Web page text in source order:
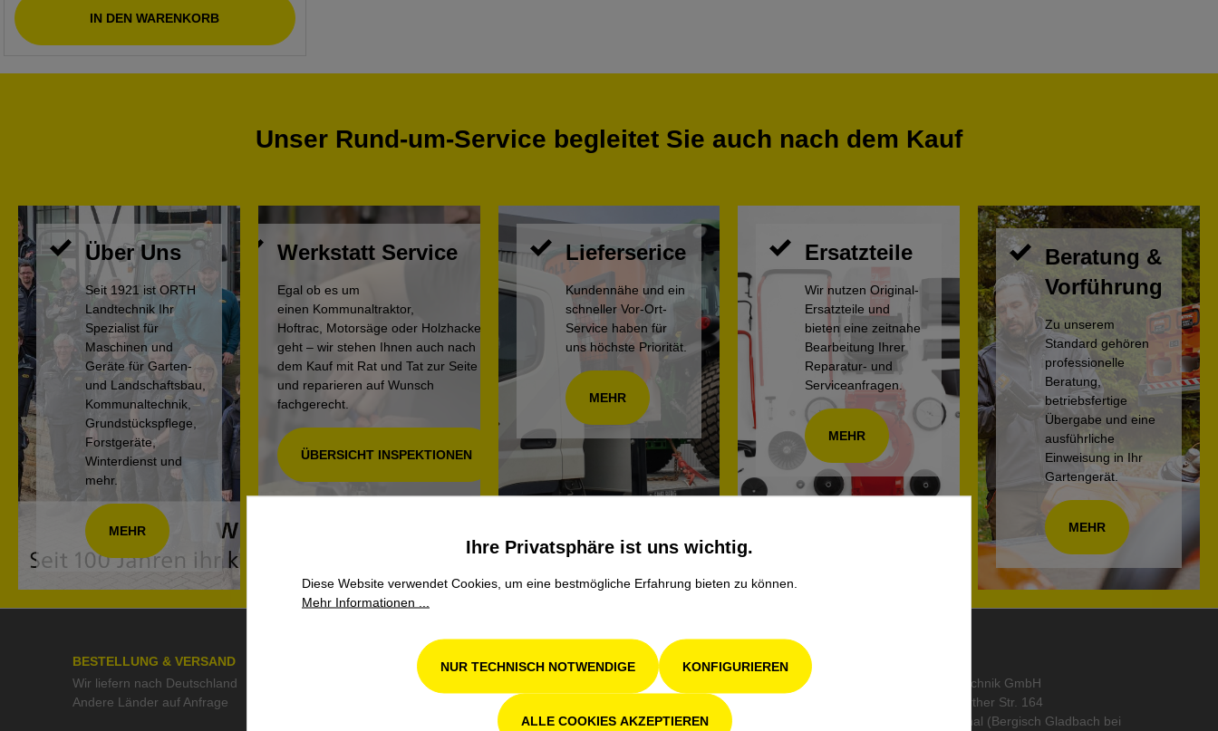
IN DEN WARENKORB
Unser Rund-um-Service begleitet Sie auch nach dem Kauf
Über Uns
Seit 1921 ist ORTH
Landtechnik Ihr
Spezialist für
Maschinen und
Geräte für Garten-
und Landschaftsbau,
Kommunaltechnik,
Grundstückspflege,
Forstgeräte,
Winterdienst und
mehr.
MEHR
Werkstatt Service
Egal ob es um
einen Kommunaltraktor,
Hoftrac, Motorsäge oder Holzhacker
geht – wir stehen Ihnen auch nach
dem Kauf mit Rat und Tat zur Seite
und reparieren auf Wunsch
fachgerecht.
ÜBERSICHT INSPEKTIONEN
Lieferserice
Kundennähe und ein
schneller Vor-Ort-
Service haben für
uns höchste Priorität.
MEHR
Ersatzteile
Wir nutzen Original-
Ersatzteile und
bieten eine zeitnahe
Bearbeitung Ihrer
Reparatur- und
Serviceanfragen.
MEHR
Beratung &
Vorführung
Zu unserem
Standard gehören
professionelle
Beratung,
betriebsfertige
Übergabe und eine
ausführliche
Einweisung in Ihr
Gartengerät.
MEHR
BESTELLUNG & VERSAND
Wir liefern nach Deutschland
Andere Länder auf Anfrage
>> Kontaktformular
UNSERE MARKEN
John Deere
Sabo
Remarc
Schliesing,Kress Tielbürger
ORTH Landtechnik GmbH
Alte Wipperfürther Str. 164
51519 Odenthal (Bergisch Gladbach bei
Ihre Privatsphäre ist uns wichtig.
Diese Website verwendet Cookies, um eine bestmögliche Erfahrung bieten zu können.
Mehr Informationen ...
NUR TECHNISCH NOTWENDIGE KONFIGURIEREN
ALLE COOKIES AKZEPTIEREN